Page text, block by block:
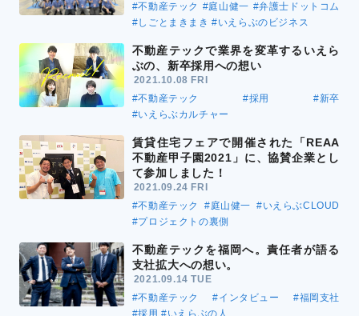
#不動産テック #庭山健一 #弁護士ドットコム
#しごとまきまき #いえらぶのビジネス
不動産テックで業界を変革するいえら
ぶの、新卒採用への想い
2021.10.08 FRI
#不動産テック
#採用
#新卒
#いえらぶカルチャー
賃貸住宅フェアで開催された「REAA
不動産甲子園2021」に、協賛企業とし
て参加しました！
2021.09.24 FRI
#不動産テック
#庭山健一 #いえらぶCLOUD
#プロジェクトの裏側
不動産テックを福岡へ。責任者が語る
支社拡大への想い。
2021.09.14 TUE
#不動産テック
#インタビュー
#福岡支社
#採用 #いえらぶの人